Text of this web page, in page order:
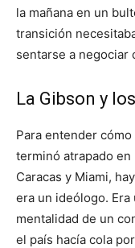
la mañana en un
transición
sentarse a negociar
La Gibson y
Para entender
terminó atrapado
Caracas y Miami,
era un ideólogo.
mentalidad de un
el país hacía cola